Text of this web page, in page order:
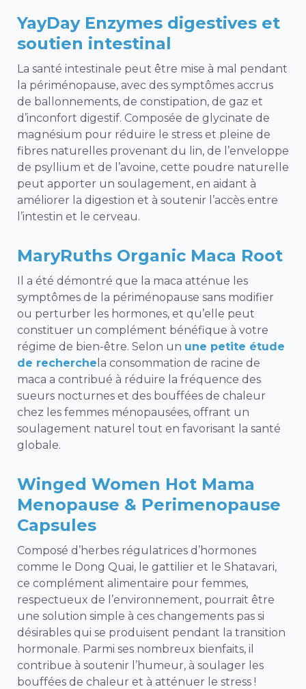
YayDay Enzymes digestives et
soutien intestinal
La santé intestinale peut être mise à mal pendant
la périménopause, avec des symptômes accrus
de ballonnements, de constipation, de gaz et
d’inconfort digestif. Composée de glycinate de
magnésium pour réduire le stress et pleine de
fibres naturelles provenant du lin, de l’enveloppe
de psyllium et de l’avoine, cette poudre naturelle
peut apporter un soulagement, en aidant à
améliorer la digestion et à soutenir l’accès entre
l’intestin et le cerveau.
MaryRuths Organic Maca Root
Il a été démontré que la maca atténue les
symptômes de la périménopause sans modifier
ou perturber les hormones, et qu’elle peut
constituer un complément bénéfique à votre
régime de bien-être. Selon un une petite étude
de recherche la consommation de racine de
maca a contribué à réduire la fréquence des
sueurs nocturnes et des bouffées de chaleur
chez les femmes ménopausées, offrant un
soulagement naturel tout en favorisant la santé
globale.
Winged Women Hot Mama
Menopause & Perimenopause
Capsules
Composé d’herbes régulatrices d’hormones
comme le Dong Quai, le gattilier et le Shatavari,
ce complément alimentaire pour femmes,
respectueux de l’environnement, pourrait être
une solution simple à ces changements pas si
désirables qui se produisent pendant la transition
hormonale. Parmi ses nombreux bienfaits, il
contribue à soutenir l’humeur, à soulager les
bouffées de chaleur et à atténuer le stress !